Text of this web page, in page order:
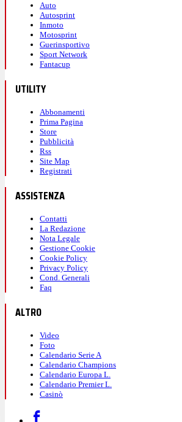
Auto
Autosprint
Inmoto
Motosprint
Guerinsportivo
Sport Network
Fantacup
UTILITY
Abbonamenti
Prima Pagina
Store
Pubblicità
Rss
Site Map
Registrati
ASSISTENZA
Contatti
La Redazione
Nota Legale
Gestione Cookie
Cookie Policy
Privacy Policy
Cond. Generali
Faq
ALTRO
Video
Foto
Calendario Serie A
Calendario Champions
Calendario Europa L.
Calendario Premier L.
Casinò